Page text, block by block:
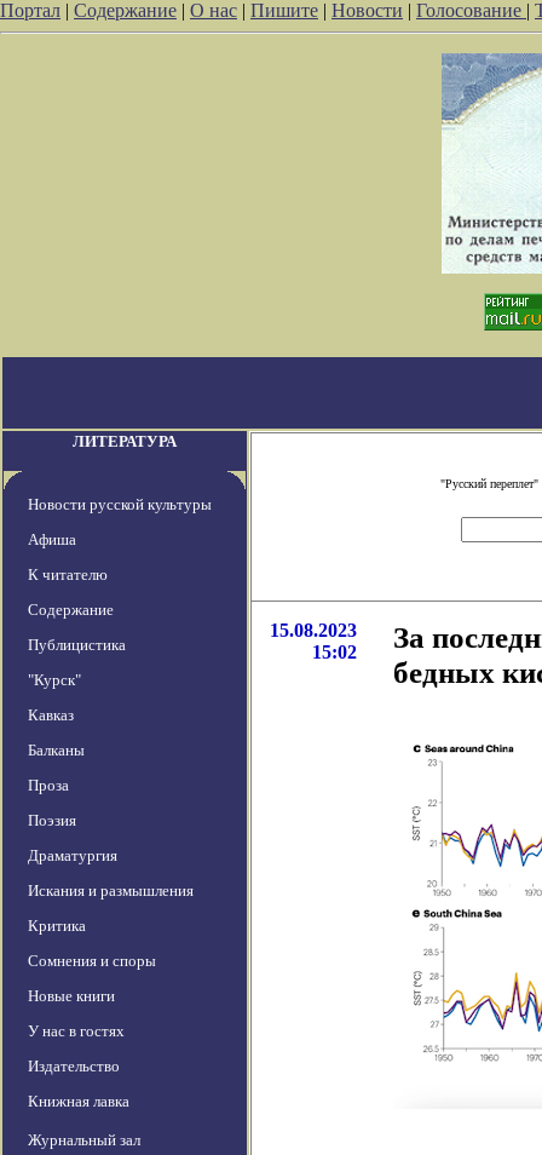
Портал | Содержание | О нас | Пишите | Новости | Голосование |
ЛИТЕРАТУРА
Новости русской культуры
Афиша
К читателю
Содержание
Публицистика
"Курск"
Кавказ
Балканы
Проза
Поэзия
Драматургия
Искания и размышления
Критика
Сомнения и споры
Новые книги
У нас в гостях
Издательство
Книжная лавка
Журнальный зал
"Русский
15.08.2023
15:02
За
бедных